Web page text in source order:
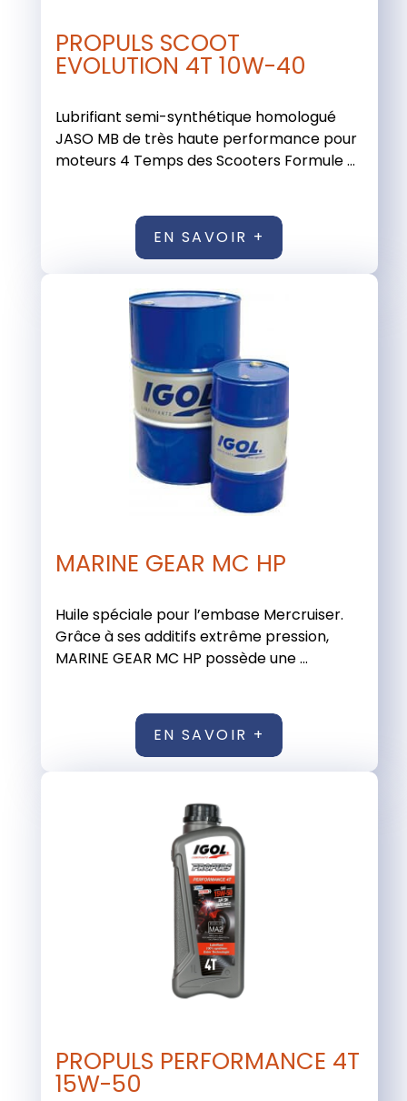
PROPULS SCOOT
EVOLUTION 4T 10W-40
Lubrifiant semi-synthétique homologué
JASO MB de très haute performance pour
moteurs 4 Temps des Scooters Formule ...
EN SAVOIR +
MARINE GEAR MC HP
Huile spéciale pour l’embase Mercruiser.
Grâce à ses additifs extrême pression,
MARINE GEAR MC HP possède une ...
EN SAVOIR +
PROPULS PERFORMANCE 4T
15W-50